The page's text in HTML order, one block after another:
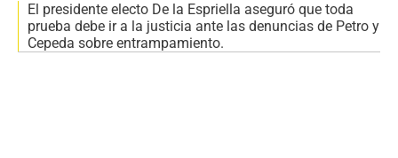
El presidente electo De la Espriella aseguró que toda
prueba debe ir a la justicia ante las denuncias de Petro y
Cepeda sobre entrampamiento.